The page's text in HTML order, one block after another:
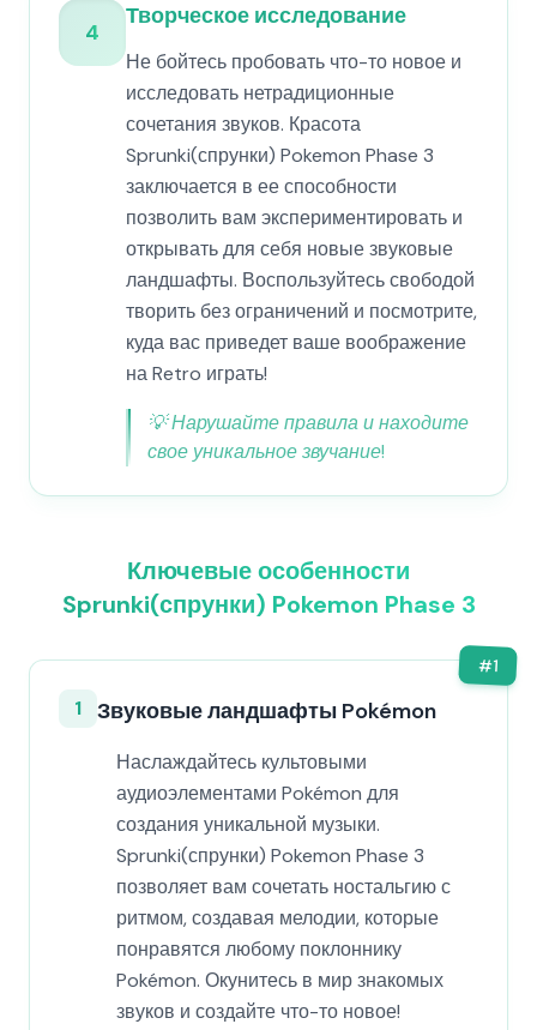
4
Творческое исследование
Не бойтесь пробовать что-то новое и
исследовать нетрадиционные
сочетания звуков. Красота
Sprunki(спрунки) Pokemon Phase 3
заключается в ее способности
позволить вам экспериментировать и
открывать для себя новые звуковые
ландшафты. Воспользуйтесь свободой
творить без ограничений и посмотрите,
куда вас приведет ваше воображение
на Retro играть!
💡Нарушайте правила и находите
свое уникальное звучание!
Ключевые особенности
Sprunki(спрунки) Pokemon Phase 3
#1
1 Звуковые ландшафты Pokémon
Наслаждайтесь культовыми
аудиоэлементами Pokémon для
создания уникальной музыки.
Sprunki(спрунки) Pokemon Phase 3
позволяет вам сочетать ностальгию с
ритмом, создавая мелодии, которые
понравятся любому поклоннику
Pokémon. Окунитесь в мир знакомых
звуков и создайте что-то новое!